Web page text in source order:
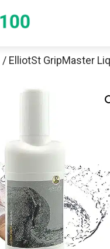
/ ElliotSt GripMaster